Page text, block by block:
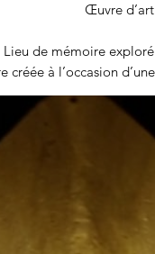
Œuvre
Lieu de mémoire
créée à l’occasion